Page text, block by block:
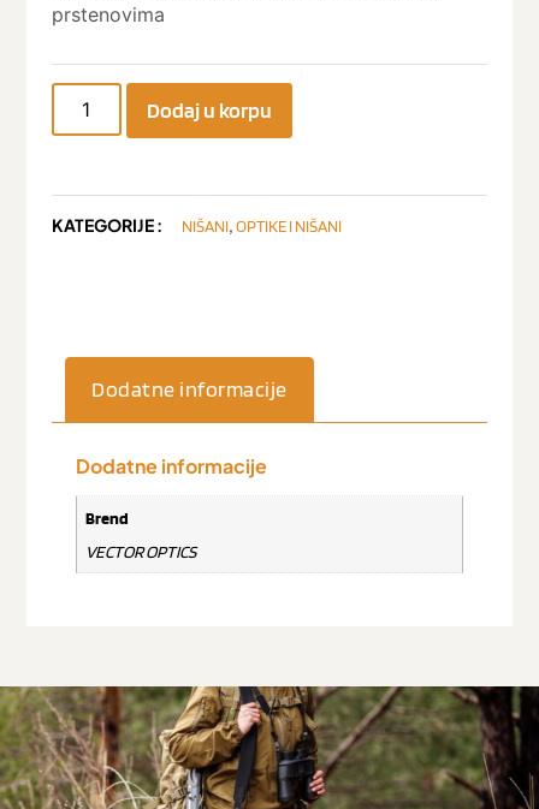
prstenovima
Dodaj u korpu
KATEGORIJE : NIŠANI,OPTIKE I NIŠANI
Dodatne informacije
Dodatne informacije
Brend
VECTOR OPTICS